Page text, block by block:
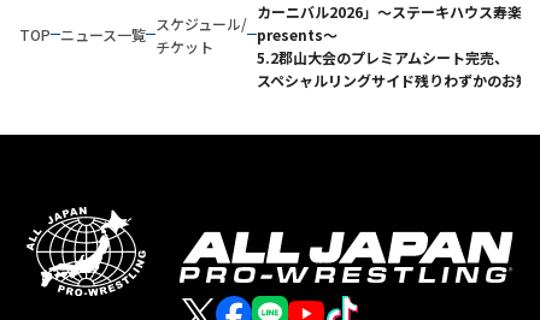
TOP ニュース一覧
スケジュール/
チケット
カーニバル2026」～ステーキハウス寿楽
presents～
5.2郡山大会のプレミアムシート完売、
スペシャルリングサイド残りわずかのお知